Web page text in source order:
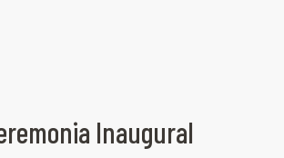
Inaugural